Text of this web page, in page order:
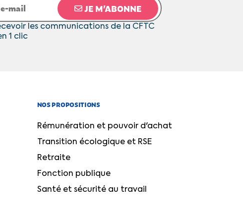
JE M’ABONNE
les communications de la CFTC
1 clic
NOS PROPOSITIONS
Rémunération et pouvoir d'achat
Transition écologique et RSE
Retraite
Fonction publique
Santé et sécurité au travail